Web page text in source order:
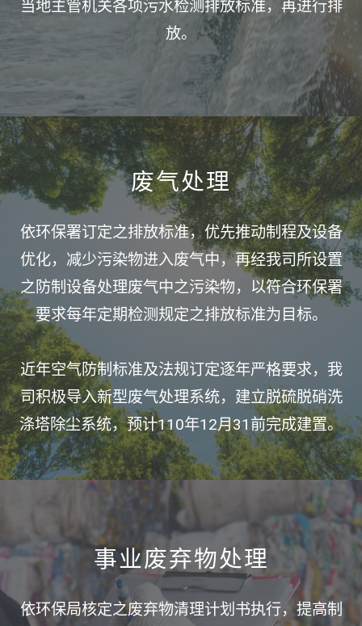
当地主管机关各项污水检测排放标准，再进行排
放。
废气处理
依环保署订定之排放标准，优先推动制程及设备
优化，减少污染物进入废气中，再经我司所设置
之防制设备处理废气中之污染物，以符合环保署
要求每年定期检测规定之排放标准为目标。
近年空气防制标准及法规订定逐年严格要求，我
司积极导入新型废气处理系统，建立脱硫脱硝洗
涤塔除尘系统，预计110年12月31前完成建置。
事业废弃物处理
依环保局核定之废弃物清理计划书执行，提高制